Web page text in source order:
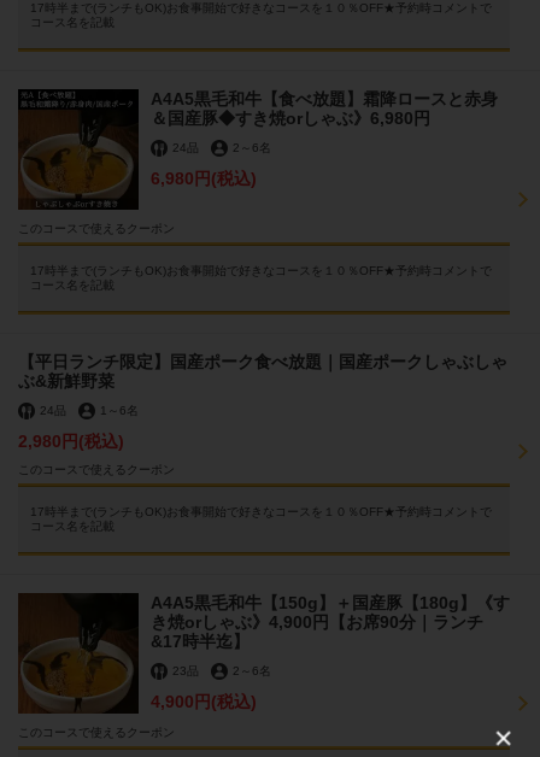
17時半まで(ランチもOK)お食事開始で好きなコースを１０％OFF★予約時コメントで
コース名を記載
A4A5黒毛和牛【食べ放題】霜降ロースと赤身
＆国産豚◆すき焼orしゃぶ》6,980円
24品 2 ～ 6名
6,980円 (税込)
このコースで使えるクーポン
17時半まで(ランチもOK)お食事開始で好きなコースを１０％OFF★予約時コメントで
コース名を記載
【平日ランチ限定】国産ポーク食べ放題｜国産ポークしゃぶしゃ
ぶ&新鮮野菜
24品 1 ～ 6名
2,980円 (税込)
このコースで使えるクーポン
17時半まで(ランチもOK)お食事開始で好きなコースを１０％OFF★予約時コメントで
コース名を記載
A4A5黒毛和牛【150g】＋国産豚【180g】《す
き焼orしゃぶ》4,900円【お席90分｜ランチ
&17時半迄】
23品 2 ～ 6名
4,900円 (税込)
このコースで使えるクーポン